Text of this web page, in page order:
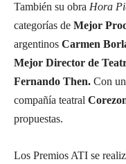
También su obra Hora
categorías de Mejor
argentinos Carmen
Mejor Director de
Fernando Then. Con
compañía teatral
propuestas.
Los Premios ATI se